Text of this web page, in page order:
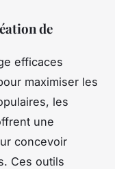
de
efficaces
maximiser les
les
une
concevoir
Ces outils